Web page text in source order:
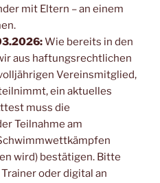
mit Eltern – an einem
Wie bereits in den
aus haftungsrechtlichen
Vereinsmitglied,
ein aktuelles
muss die
Teilnahme am
wird) bestätigen. Bitte
oder digital an